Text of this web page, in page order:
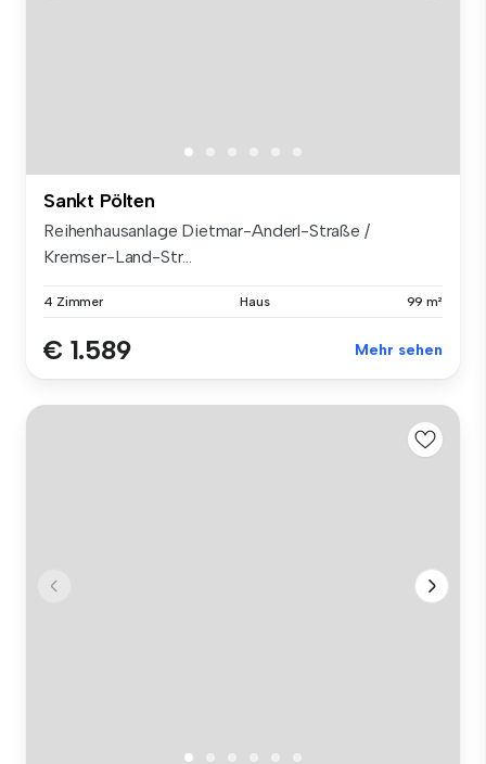
Sankt Pölten
Reihenhausanlage Dietmar-Anderl-Straße /
Kremser-Land-Str...
4 Zimmer Haus 99 m²
€ 1.589 Mehr sehen